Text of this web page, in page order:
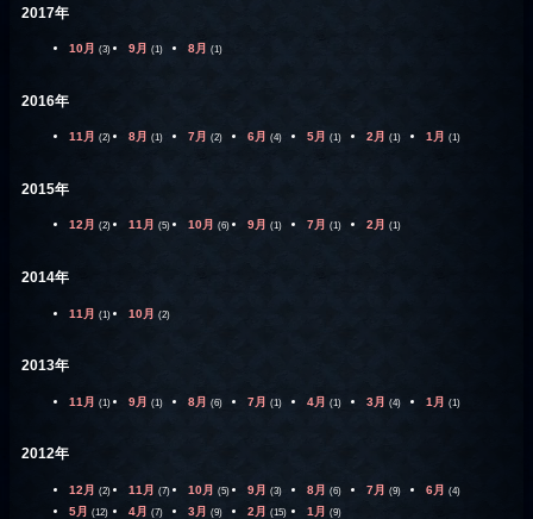
2017年
10月 (3) 9月 (1) 8月 (1)
2016年
11月 (2) 8月 (1) 7月 (2) 6月 (4) 5月 (1) 2月 (1) 1月 (1)
2015年
12月 (2) 11月 (5) 10月 (6) 9月 (1) 7月 (1) 2月 (1)
2014年
11月 (1) 10月 (2)
2013年
11月 (1) 9月 (1) 8月 (6) 7月 (1) 4月 (1) 3月 (4) 1月 (1)
2012年
12月 (2) 11月 (7) 10月 (5) 9月 (3) 8月 (6) 7月 (9) 6月 (4)
5月 (12) 4月 (7) 3月 (9) 2月 (15) 1月 (9)